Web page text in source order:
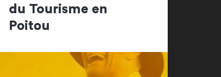
du Tourisme en
Poitou